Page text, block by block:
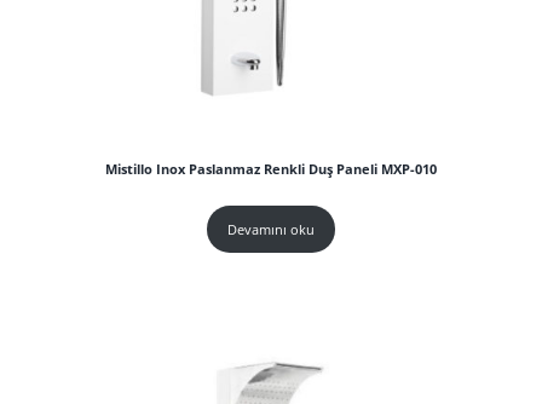
Mistillo Inox Paslanmaz Renkli Duş Paneli MXP-010
Devamını oku